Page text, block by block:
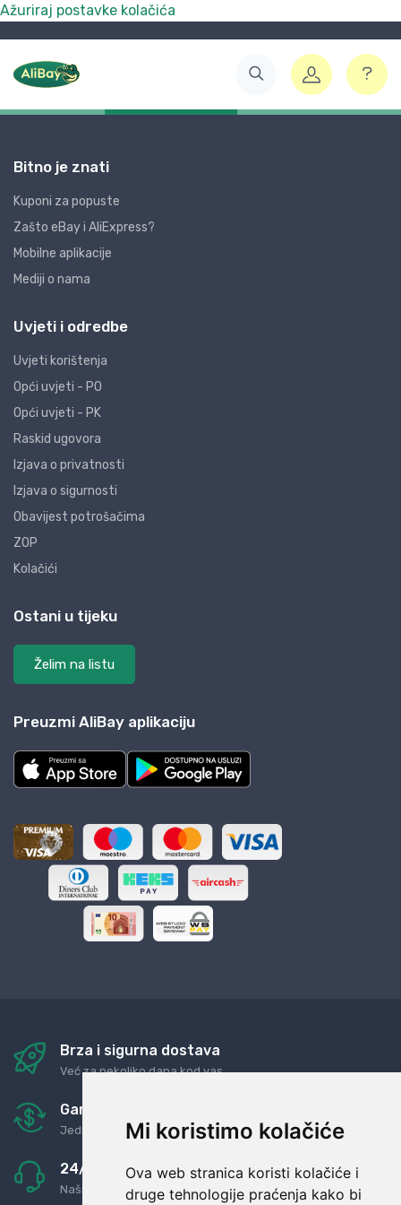
Mi koristimo kolačiće
Ova web stranica koristi kolačiće i
druge tehnologije praćenja kako bi
Ažuriraj postavke kolačića
Bitno je znati
Kuponi za popuste
Zašto eBay i AliExpress?
Mobilne aplikacije
Mediji o nama
Uvjeti i odredbe
Uvjeti korištenja
Opći uvjeti - PO
Opći uvjeti - PK
Raskid ugovora
Izjava o privatnosti
Izjava o sigurnosti
Obavijest potrošačima
ZOP
Kolačići
Ostani u tijeku
Želim na listu
Preuzmi AliBay aplikaciju
Brza i sigurna dostava
Već za nekoliko dana kod vas
Garancija u povrat novaca
Jednostavno pravilo: Roba za novac
24/7 odlična podrška
Naši agenti uvijek na raspolaganju